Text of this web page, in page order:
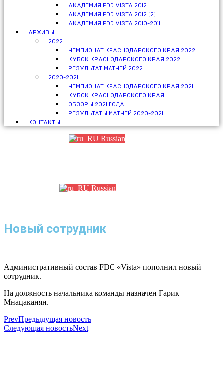
АКАДЕМИЯ FDC VISTA 2012
АКАДЕМИЯ FDC VISTA 2012 (2)
АКАДЕМИЯ FDC VISTA 2010-2011
АРХИВЫ
2022
ЧЕМПИОНАТ КРАСНОДАРСКОГО КРАЯ 2022
КУБОК КРАСНОДАРСКОГО КРАЯ 2022
РЕЗУЛЬТАТ МАТЧЕЙ 2022
2020-2021
ЧЕМПИОНАТ КРАСНОДАРСКОГО КРАЯ 2021
КУБОК КРАСНОДАРСКОГО КРАЯ
ОБЗОРЫ 2021 ГОДА
РЕЗУЛЬТАТЫ МАТЧЕЙ 2020-2021
КОНТАКТЫ
Russian
Russian
Новый сотрудник
Административный состав FDC «Vista» пополнил новый
сотрудник.
На должность начальника команды назначен Гарик
Мнацаканян.
PrevПредыдущая новость
Следующая новостьNext